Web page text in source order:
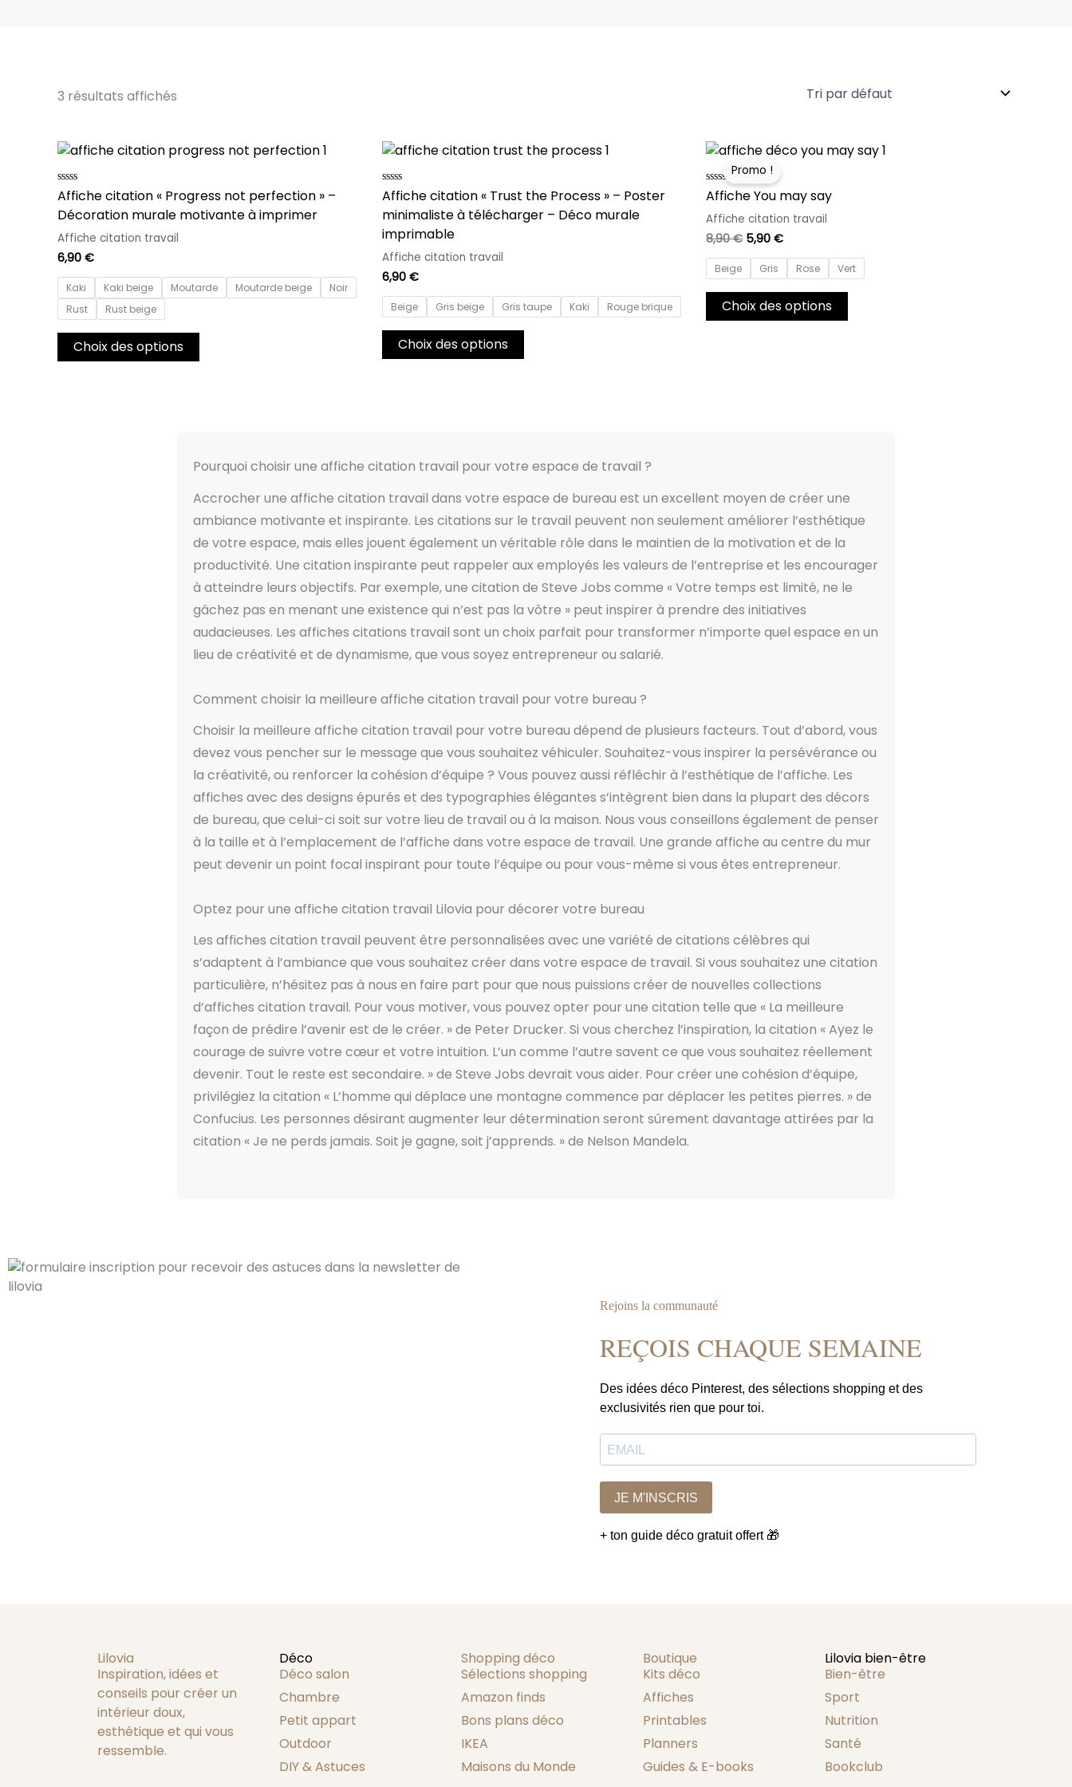
3 résultats affichés
Note
0
sur
5
Affiche citation « Progress not perfection » –
Décoration murale motivante à imprimer
Affiche citation travail
6,90 €
Kaki Kaki beige Moutarde Moutarde beige
Noir
Rust
Rust beige
Choix des options
Ce
plusieurs
peuvent
être
la
Note
0
sur
5
Affiche citation « Trust the Process » – Poster
minimaliste à télécharger – Déco murale
imprimable
Affiche citation travail
6,90 €
Beige Gris beige Gris taupe Kaki Rouge brique
Choix des options
Ce
a
plusieurs
variations.
être
choisies
la
Promo !
Note
0
sur
5
Affiche You may say
Affiche citation travail
8,90€
Le
initial
était :
8,90 €.
5,90€
Le
prix
est :
5,90 €.
Beige Gris Rose Vert
Choix des options
Ce
options
peuvent
choisies
Pourquoi choisir une affiche citation travail pour votre espace de travail ?
Accrocher une affiche citation travail dans votre espace de bureau est un excellent moyen de créer une
ambiance motivante et inspirante. Les citations sur le travail peuvent non seulement améliorer l’esthétique
de votre espace, mais elles jouent également un véritable rôle dans le maintien de la motivation et de la
productivité. Une citation inspirante peut rappeler aux employés les valeurs de l’entreprise et les encourager
à atteindre leurs objectifs. Par exemple, une citation de Steve Jobs comme « Votre temps est limité, ne le
gâchez pas en menant une existence qui n’est pas la vôtre » peut inspirer à prendre des initiatives
audacieuses. Les affiches citations travail sont un choix parfait pour transformer n’importe quel espace en un
lieu de créativité et de dynamisme, que vous soyez entrepreneur ou salarié.
Comment choisir la meilleure affiche citation travail pour votre bureau ?
Choisir la meilleure affiche citation travail pour votre bureau dépend de plusieurs facteurs. Tout d’abord, vous
devez vous pencher sur le message que vous souhaitez véhiculer. Souhaitez-vous inspirer la persévérance ou
la créativité, ou renforcer la cohésion d’équipe ? Vous pouvez aussi réfléchir à l’esthétique de l’affiche. Les
affiches avec des designs épurés et des typographies élégantes s’intègrent bien dans la plupart des décors
de bureau, que celui-ci soit sur votre lieu de travail ou à la maison. Nous vous conseillons également de penser
à la taille et à l’emplacement de l’affiche dans votre espace de travail. Une grande affiche au centre du mur
peut devenir un point focal inspirant pour toute l’équipe ou pour vous-même si vous êtes entrepreneur.
Optez pour une affiche citation travail Lilovia pour décorer votre bureau
Les affiches citation travail peuvent être personnalisées avec une variété de citations célèbres qui
s’adaptent à l’ambiance que vous souhaitez créer dans votre espace de travail. Si vous souhaitez une citation
particulière, n’hésitez pas à nous en faire part pour que nous puissions créer de nouvelles collections
d’affiches citation travail. Pour vous motiver, vous pouvez opter pour une citation telle que « La meilleure
façon de prédire l’avenir est de le créer. » de Peter Drucker. Si vous cherchez l’inspiration, la citation « Ayez le
courage de suivre votre cœur et votre intuition. L’un comme l’autre savent ce que vous souhaitez réellement
devenir. Tout le reste est secondaire. » de Steve Jobs devrait vous aider. Pour créer une cohésion d’équipe,
privilégiez la citation « L’homme qui déplace une montagne commence par déplacer les petites pierres. » de
Confucius. Les personnes désirant augmenter leur détermination seront sûrement davantage attirées par la
citation « Je ne perds jamais. Soit je gagne, soit j’apprends. » de Nelson Mandela.
Rejoins la communauté
REÇOIS CHAQUE SEMAINE
Des idées déco Pinterest, des sélections shopping et des
exclusivités rien que pour toi.
JE M'INSCRIS
+ ton guide déco gratuit offert 🎁
Lilovia
Inspiration, idées et
conseils pour créer un
intérieur doux,
esthétique et qui vous
ressemble.
Déco
Déco salon
Chambre
Petit appart
Outdoor
DIY & Astuces
Shopping déco
Sélections shopping
Amazon finds
Bons plans déco
IKEA
Maisons du Monde
Boutique
Kits déco
Affiches
Printables
Planners
Guides & E-books
Lilovia bien-être
Bien-être
Sport
Nutrition
Santé
Bookclub